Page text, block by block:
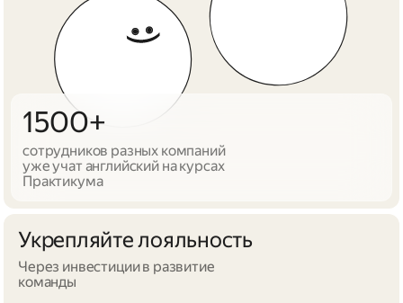
1500+
сотрудников разных компаний
уже учат английский на курсах
Практикума
Укрепляйте лояльность
Через инвестиции в развитие
команды